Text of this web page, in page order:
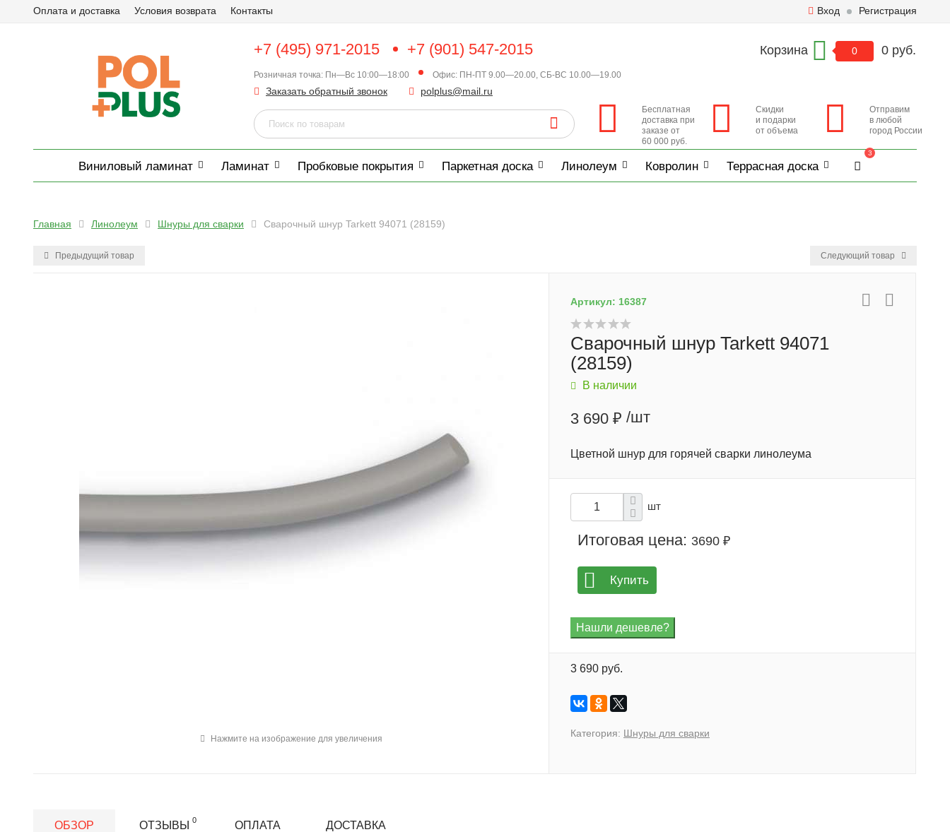
Оплата и доставка Условия возврата Контакты Вход Регистрация
+7 (495) 971-2015 +7 (901) 547-2015
Розничная точка: Пн—Вс 10:00—18:00 Офис: ПН-ПТ 9.00—20.00, СБ-ВС 10.00—19.00
Заказать обратный звонок polplus@mail.ru
Корзина 0 0 руб.
Бесплатная
доставка при
заказе от
60 000 руб.
Скидки
и подарки
от объема
Отправим
в любой
город России
Виниловый ламинат Ламинат Пробковые покрытия Паркетная доска Линолеум Ковролин Террасная доска
3
Главная Линолеум Шнуры для сварки Сварочный шнур Tarkett 94071 (28159)
Предыдущий товар Следующий товар
Нажмите на изображение для увеличения
Артикул: 16387
Сварочный шнур Tarkett 94071
(28159)
В наличии
3 690 ₽ /шт
Цветной шнур для горячей сварки линолеума
шт
Итоговая цена: 3690 ₽
Купить
3 690 руб.
Категория: Шнуры для сварки
ОБЗОР ОТЗЫВЫ 0 ОПЛАТА ДОСТАВКА